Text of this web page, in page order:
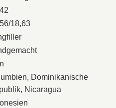
18,63
Dominikanische
Nicaragua